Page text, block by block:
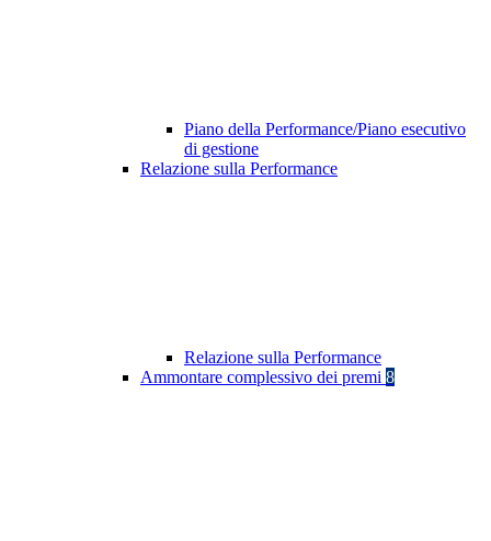
Piano della Performance/Piano esecutivo
di gestione
Relazione sulla Performance
Relazione sulla Performance
Ammontare complessivo dei premi 8